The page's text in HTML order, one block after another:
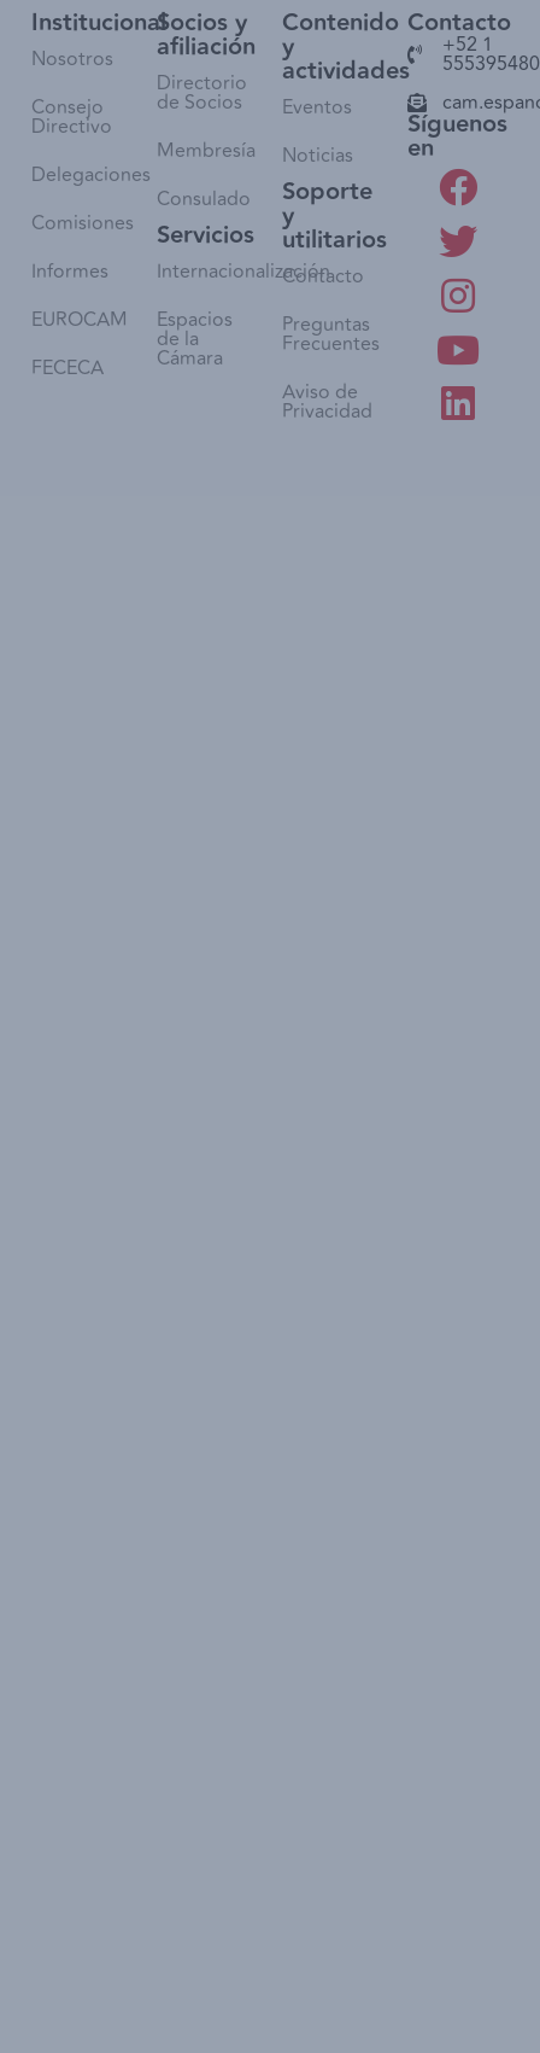
Institucional
Nosotros
Consejo
Directivo
Delegaciones
Comisiones
Informes
EUROCAM
FECECA
Socios y
afiliación
Directorio
de Socios
Membresía
Consulado
Servicios
Internacionalización
Espacios
de la
Cámara
Contenido
y
actividades
Eventos
Noticias
Soporte
y
utilitarios
Contacto
Preguntas
Frecuentes
Aviso de
Privacidad
Contacto
+52 1
Síguenos
en